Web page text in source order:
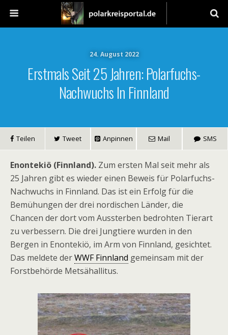
24. August 2022
Erstmals Seit 25 Jahren: Polarfuchs-
Nachwuchs In Finnland
Teilen Tweet Anpinnen Mail SMS
Enontekiö (Finnland). Zum ersten Mal seit mehr als
25 Jahren gibt es wieder einen Beweis für Polarfuchs-
Nachwuchs in Finnland. Das ist ein Erfolg für die
Bemühungen der drei nordischen Länder, die
Chancen der dort vom Aussterben bedrohten Tierart
zu verbessern. Die drei Jungtiere wurden in den
Bergen in Enontekiö, im Arm von Finnland, gesichtet.
Das meldete derWWF Finnland gemeinsam mit der
Forstbehörde Metsähallitus.